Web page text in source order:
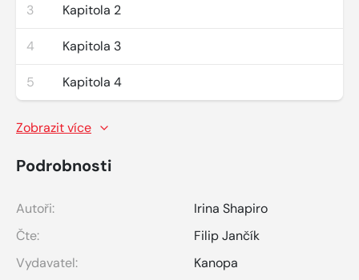
3 Kapitola 2
4 Kapitola 3
5 Kapitola 4
Zobrazit více
Podrobnosti
Autoři:
Irina Shapiro
Čte:
Filip Jančík
Vydavatel:
Kanopa